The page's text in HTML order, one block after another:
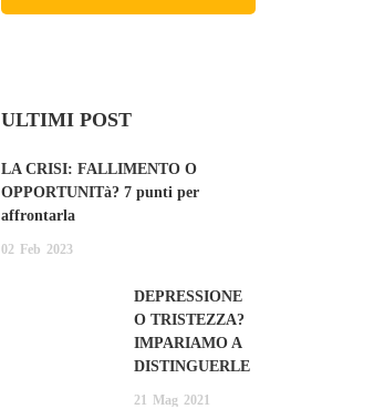
ULTIMI POST
LA CRISI: FALLIMENTO O
OPPORTUNITà? 7 punti per
affrontarla
02 Feb 2023
DEPRESSIONE
O TRISTEZZA?
IMPARIAMO A
DISTINGUERLE
21 Mag 2021